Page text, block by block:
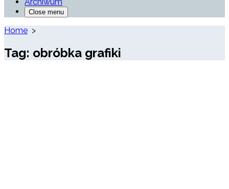
Archiwum
Close menu
Home >
Tag: obróbka grafiki